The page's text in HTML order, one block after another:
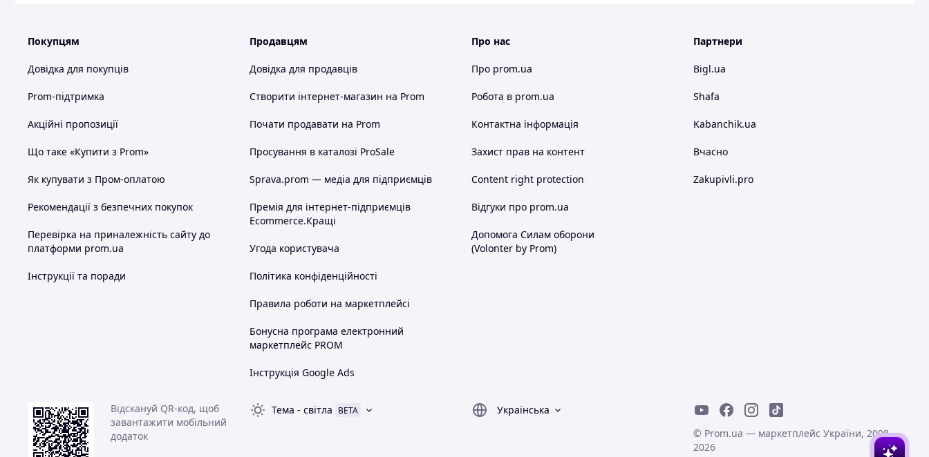
Покупцям
Довідка для покупців
Prom-підтримка
Акційні пропозиції
Що таке «Купити з Prom»
Як купувати з Пром-оплатою
Рекомендації з безпечних покупок
Перевірка на приналежність сайту до
платформи prom.ua
Інструкції та поради
Продавцям
Довідка для продавців
Створити інтернет-магазин на Prom
Почати продавати на Prom
Просування в каталозі ProSale
Sprava.prom — медіа для підприємців
Премія для інтернет-підприємців
Ecommerce.Кращі
Угода користувача
Політика конфіденційності
Правила роботи на маркетплейсі
Бонусна програма електронний
маркетплейс PROM
Інструкція Google Ads
Про нас
Про prom.ua
Робота в prom.ua
Контактна інформація
Захист прав на контент
Content right protection
Відгуки про prom.ua
Допомога Силам оборони
(Volonter by Prom)
Партнери
Bigl.ua
Shafa
Kabanchik.ua
Вчасно
Zakupivli.pro
Відскануй QR-код, щоб
завантажити мобільний
додаток
Тема - світла BETA
Українська
© Prom.ua — маркетплейс України, 2008-
2026